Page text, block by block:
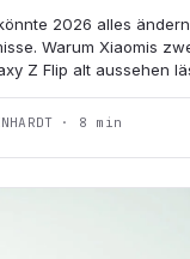
2026 alles
Warum Xiaomis
Z Flip alt aussehen
· 8 min